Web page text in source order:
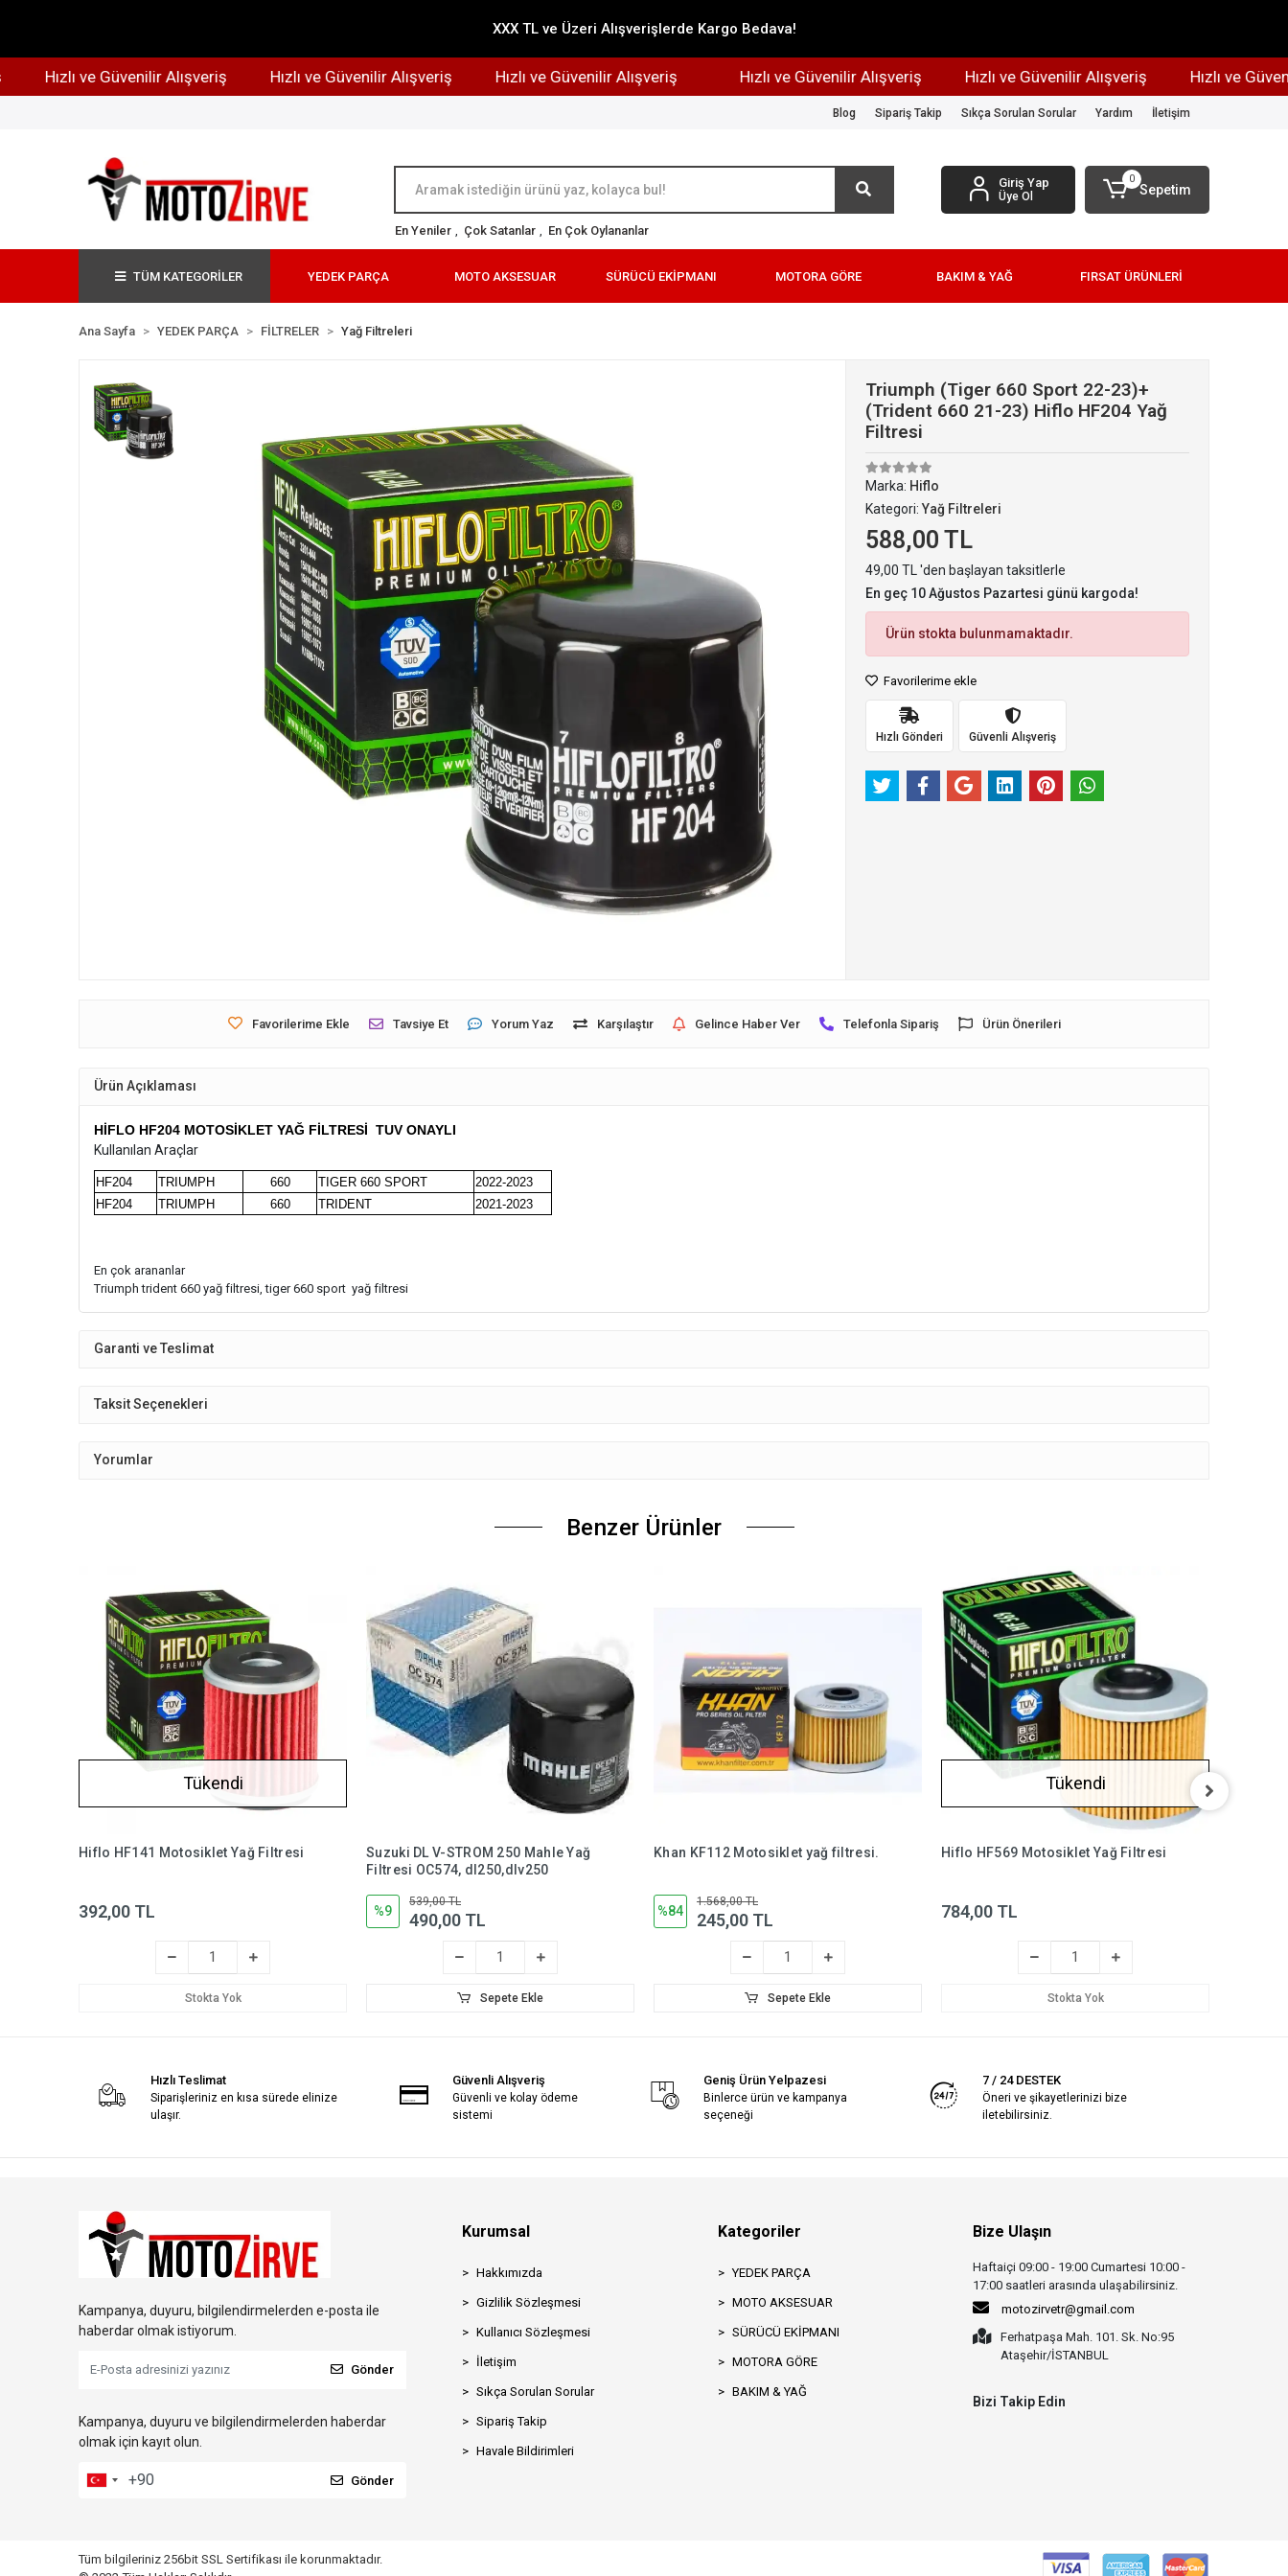
XXX TL ve Üzeri Alışverişlerde Kargo Bedava!
Hızlı ve Güvenilir Alışveriş Hızlı ve Güvenilir Alışveriş Hızlı ve Güvenilir Alışveriş Hızlı ve Güvenilir Alışveriş Hızlı ve Güvenilir Alışveriş Hızlı ve Güvenilir
Blog Sipariş Takip Sıkça Sorulan Sorular Yardım İletişim
En Yeniler , Çok Satanlar , En Çok Oylananlar
Giriş Yap
Üye Ol
0
Sepetim
TÜM KATEGORİLER YEDEK PARÇA MOTO AKSESUAR SÜRÜCÜ EKİPMANI MOTORA GÖRE BAKIM & YAĞ FIRSAT ÜRÜNLERİ
Ana Sayfa YEDEK PARÇA FİLTRELER Yağ Filtreleri
Triumph (Tiger 660 Sport 22-23)+
(Trident 660 21-23) Hiflo HF204 Yağ
Filtresi
Marka: Hiflo
Kategori:Yağ Filtreleri
588,00 TL
49,00 TL 'den başlayan taksitlerle
En geç 10 Ağustos Pazartesi günü kargoda!
Ürün stokta bulunmamaktadır.
Favorilerime ekle
Hızlı Gönderi Güvenli Alışveriş
Favorilerime Ekle Tavsiye Et Yorum Yaz Karşılaştır Gelince Haber Ver Telefonla Sipariş Ürün Önerileri
Ürün Açıklaması
HİFLO HF204 MOTOSİKLET YAĞ FİLTRESİ TUV ONAYLI
Kullanılan Araçlar
HF204 TRIUMPH 660 TIGER 660 SPORT
2022-2023
HF204
TRIUMPH 660 TRIDENT 2021-2023
En çok arananlar
Triumph trident 660 yağ filtresi, tiger 660 sport yağ filtresi
Garanti ve Teslimat
Taksit Seçenekleri
Yorumlar
Benzer Ürünler
Tükendi
Hiflo HF141 Motosiklet Yağ Filtresi
392,00 TL
Stokta Yok
Suzuki DL V-STROM 250 Mahle Yağ
Filtresi OC574, dl250,dlv250
%9
539,00 TL
490,00 TL
Sepete Ekle
Khan KF112 Motosiklet yağ filtresi.
%84
1.568,00 TL
245,00 TL
Sepete Ekle
Tükendi
Hiflo HF569 Motosiklet Yağ Filtresi
784,00 TL
Stokta Yok
Hızlı Teslimat
Siparişleriniz en kısa sürede elinize
ulaşır.
Güvenli Alışveriş
Güvenli ve kolay ödeme
sistemi
Geniş Ürün Yelpazesi
Binlerce ürün ve kampanya
seçeneği
7 / 24 DESTEK
Öneri ve şikayetlerinizi bize
iletebilirsiniz.
Kampanya, duyuru, bilgilendirmelerden e-posta ile
haberdar olmak istiyorum.
Gönder
Kampanya, duyuru ve bilgilendirmelerden haberdar
olmak için kayıt olun.
Gönder
Kurumsal
Hakkımızda
Gizlilik Sözleşmesi
Kullanıcı Sözleşmesi
İletişim
Sıkça Sorulan Sorular
Sipariş Takip
Havale Bildirimleri
Kategoriler
YEDEK PARÇA
MOTO AKSESUAR
SÜRÜCÜ EKİPMANI
MOTORA GÖRE
BAKIM & YAĞ
Bize Ulaşın
Haftaiçi 09:00 - 19:00 Cumartesi 10:00 -
17:00 saatleri arasında ulaşabilirsiniz.
motozirvetr@gmail.com
Ferhatpaşa Mah. 101. Sk. No:95
Ataşehir/İSTANBUL
Bizi Takip Edin
Tüm bilgileriniz 256bit SSL Sertifikası ile korunmaktadır.